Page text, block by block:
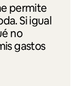
permite
Si igual
no
gastos